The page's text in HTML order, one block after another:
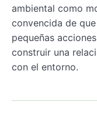
ambiental como
convencida de
pequeñas
construir una
con el entorno.